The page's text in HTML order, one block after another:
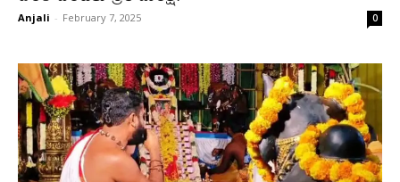
Anjali - February 7, 2025 0